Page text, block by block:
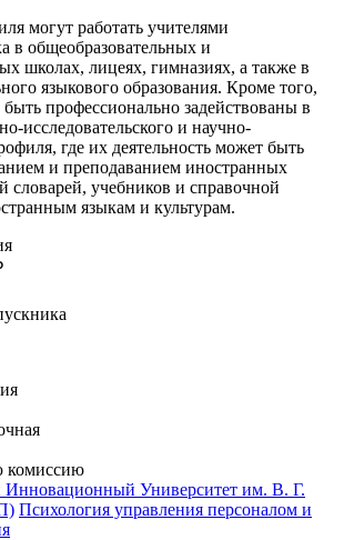
могут работать учителями
в общеобразовательных и
школах, лицеях, гимназиях, а также в
языкового образования. Кроме того,
профессионально задействованы в
исследовательского и научно-
где их деятельность может быть
и преподаванием иностранных
словарей, учебников и справочной
языкам и культурам.
комиссию
Университет им. В. Г.
Психология управления персоналом и